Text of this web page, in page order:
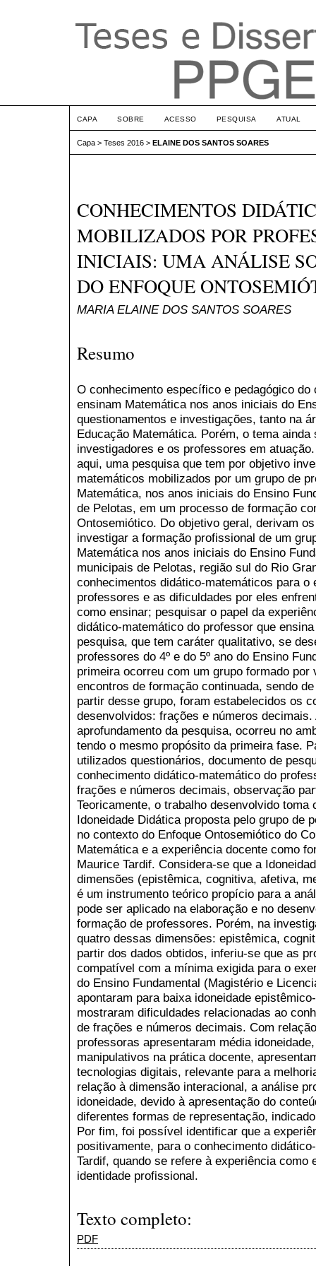
CAPA SOBRE ACESSO PESQUISA ATUAL
Capa > Teses 2016 > ELAINE DOS SANTOS SOARES
CONHECIMENTOS
MOBILIZADOS POR
INICIAIS: UMA ANÁLISE
DO ENFOQUE
MARIA ELAINE DOS SANTOS SOARES
Resumo
O conhecimento específico e pedagógico
ensinam Matemática nos anos iniciais do
questionamentos e investigações, tanto na
Educação Matemática. Porém, o tema
investigadores e os professores em
aqui, uma pesquisa que tem por objetivo
matemáticos mobilizados por um grupo de
Matemática, nos anos iniciais do Ensino
de Pelotas, em um processo de formação
Ontosemiótico. Do objetivo geral, derivam
investigar a formação profissional de um
Matemática nos anos iniciais do Ensino
municipais de Pelotas, região sul do Rio
conhecimentos didático-matemáticos para
professores e as dificuldades por eles
como ensinar; pesquisar o papel da
didático-matemático do professor que
pesquisa, que tem caráter qualitativo, se
professores do 4º e do 5º ano do Ensino
primeira ocorreu com um grupo formado
encontros de formação continuada, sendo
partir desse grupo, foram estabelecidos os
desenvolvidos: frações e números
aprofundamento da pesquisa, ocorreu no
tendo o mesmo propósito da primeira fase.
utilizados questionários, documento de
conhecimento didático-matemático do
frações e números decimais, observação
Teoricamente, o trabalho desenvolvido toma
Idoneidade Didática proposta pelo grupo de
no contexto do Enfoque Ontosemiótico do
Matemática e a experiência docente como
Maurice Tardif. Considera-se que a
dimensões (epistêmica, cognitiva, afetiva,
é um instrumento teórico propício para a
pode ser aplicado na elaboração e no
formação de professores. Porém, na
quatro dessas dimensões: epistêmica,
partir dos dados obtidos, inferiu-se que as
compatível com a mínima exigida para o
do Ensino Fundamental (Magistério e
apontaram para baixa idoneidade
mostraram dificuldades relacionadas ao
de frações e números decimais. Com
professoras apresentaram média
manipulativos na prática docente,
tecnologias digitais, relevante para a
relação à dimensão interacional, a análise
idoneidade, devido à apresentação do
diferentes formas de representação,
Por fim, foi possível identificar que a
positivamente, para o conhecimento
Tardif, quando se refere à experiência como
identidade profissional.
Texto completo:
PDF